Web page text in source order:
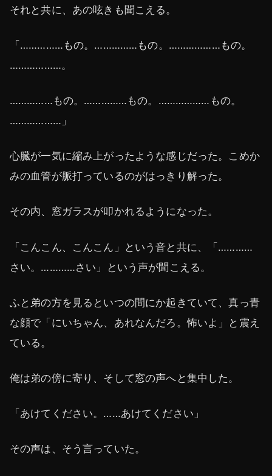
それと共に、あの呟きも聞こえる。
「……………もの。……………もの。………………もの。
………………。
……………もの。……………もの。………………もの。
………………」
心臓が一気に縮み上がったような感じだった。こめか
みの血管が脈打っているのがはっきり解った。
その内、窓ガラスが叩かれるようになった。
「こんこん、こんこん」という音と共に、「…………
さい。…………さい」という声が聞こえる。
ふと弟の方を見るといつの間にか起きていて、真っ青
な顔で「にいちゃん、あれなんだろ。怖いよ」と震え
ている。
俺は弟の傍に寄り、そして窓の声へと集中した。
「あけてください。……あけてください」
その声は、そう言っていた。